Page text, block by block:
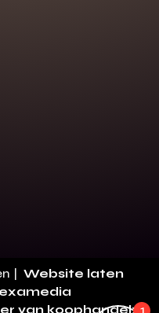
| Website laten
van koophandel: